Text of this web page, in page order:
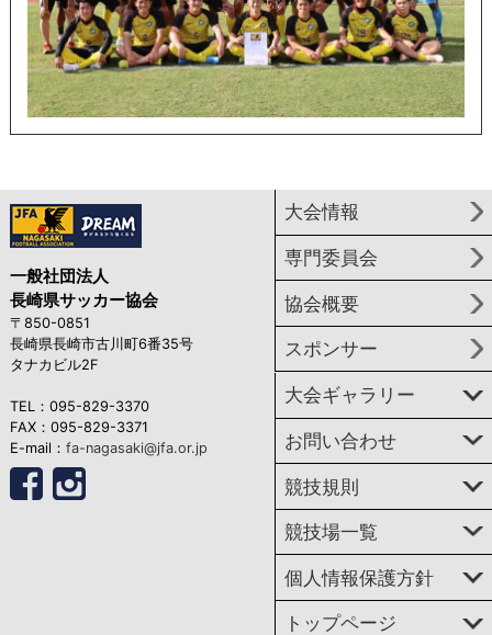
一般社団法人
長崎県サッカー協会
〒850-0851
長崎県長崎市古川町6番35号
タナカビル2F
TEL：095-829-3370
FAX：095-829-3371
E-mail： fa-nagasaki@jfa.or.jp
大会情報
専門委員会
協会概要
スポンサー
大会ギャラリー
お問い合わせ
競技規則
競技場一覧
個人情報保護方針
トップページ